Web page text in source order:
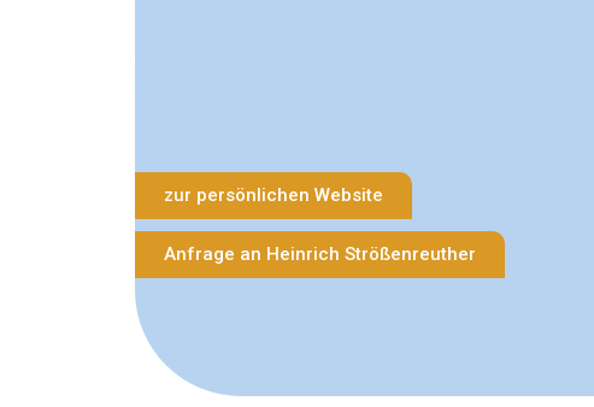
zur persönlichen Website
Anfrage an Heinrich Strößenreuther